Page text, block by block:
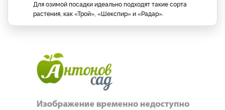
Для озимой посадки идеально подходят такие сорта
растения, как «Трой», «Шекспир» и «Радар».